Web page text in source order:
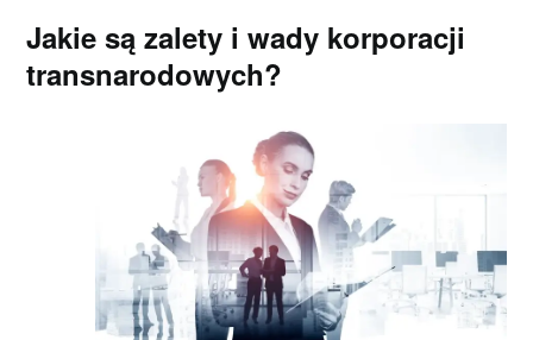
Jakie są zalety i wady korporacji
transnarodowych?